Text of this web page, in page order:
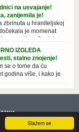
Slažem se
ali vrlo uporan
dvorištu, teško ga se
na usvajanje!
zanijemila je!
zbrinuta u hraniteljskoj
je momenat
porodicu. Ovaj dan
ali je uskoro
koji poznaje
IZGLEDA
stalno znojenje!
se o tome da ću
godina više, i kako je
za mnoge bolesti,
napunila 48 godina,